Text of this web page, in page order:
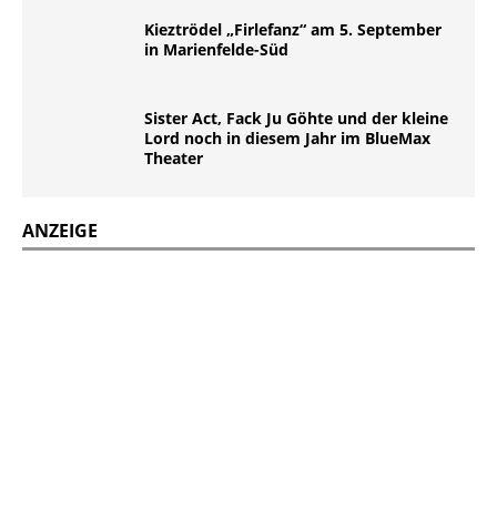
Kieztrödel „Firlefanz“ am 5. September
in Marienfelde-Süd
Sister Act, Fack Ju Göhte und der kleine
Lord noch in diesem Jahr im BlueMax
Theater
ANZEIGE